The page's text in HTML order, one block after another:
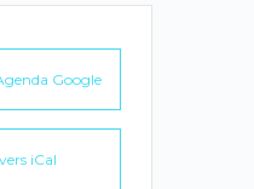
Google
iCal